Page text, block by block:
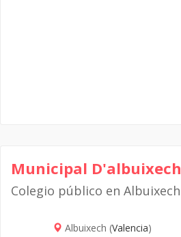
Municipal D'albuixech
Colegio público en Albuixech
Albuixech (Valencia)